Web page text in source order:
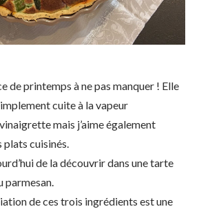
de printemps à ne pas manquer ! Elle
cuite à la vapeur
mais j’aime également
plats cuisinés.
de la découvrir dans une tarte
parmesan.
de ces trois ingrédients est une